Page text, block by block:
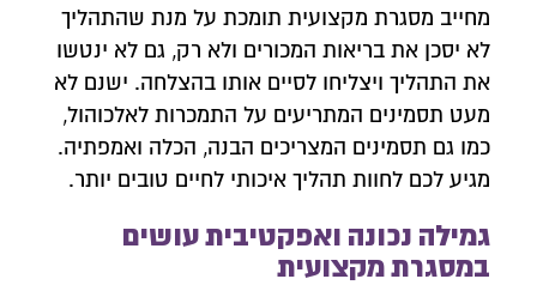
מחייב מסגרת מקצועית תומכת על מנת שהתהליך
לא יסכן את בריאות המכורים ולא רק, גם לא ינטשו
את התהליך ויצליחו לסיים אותו בהצלחה. ישנם לא
מעט תסמינים המתריעים על התמכרות לאלכוהול,
כמו גם תסמינים המצריכים הבנה, הכלה ואמפתיה.
מגיע לכם לחוות תהליך איכותי לחיים טובים יותר.
גמילה נכונה ואפקטיבית עושים
במסגרת מקצועית